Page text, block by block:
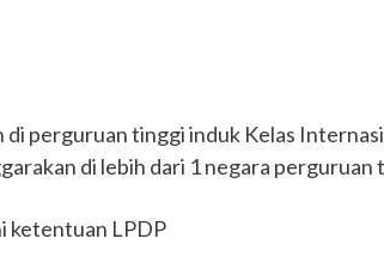
di perguruan tinggi induk Kelas
di lebih dari 1 negara perguruan
ketentuan LPDP